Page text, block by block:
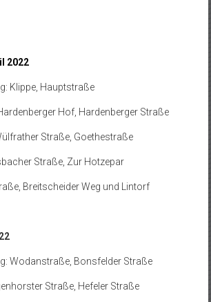
2022
Klippe, Hauptstraße
Hof, Hardenberger Straße
Straße, Goethestraße
Straße, Zur Hotzepar
Breitscheider Weg und Lintorf
Wodanstraße, Bonsfelder Straße
Straße, Hefeler Straße